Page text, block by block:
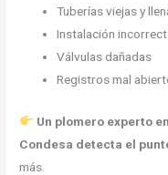
Tuberías viejas y
Instalación
Válvulas dañadas
Registros mal
Un plomero experto
Condesa detecta el
más.